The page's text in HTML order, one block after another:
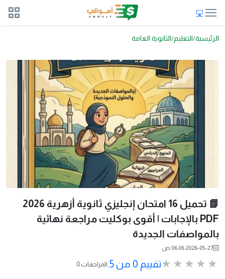
الرئيسية التعليم الثانوية العامة
📗 تحميل 16 امتحان إنجليزي ثانوية أزهرية 2026
PDF بالإجابات | أقوى بوكليت مراجعة نهائية
بالمواصفات الجديدة
2026-05-27 06:06 ص
تقييم 0 من 5. 0 المراجعات